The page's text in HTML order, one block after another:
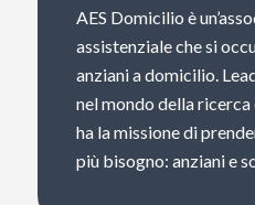
AES Domicilio è
assistenziale che si
anziani a domicilio.
nel mondo della ricerca
ha la missione di
più bisogno: anziani e